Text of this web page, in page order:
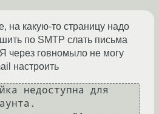
на какую-то страницу надо
по SMTP слать письма
через говномыло не могу
настроить
недоступна для